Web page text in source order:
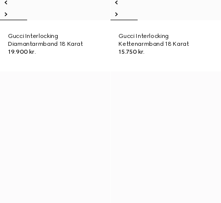
Gucci Interlocking
Diamantarmband 18 Karat
19.900 kr.
Gucci Interlocking
Kettenarmband 18 Karat
15.750 kr.